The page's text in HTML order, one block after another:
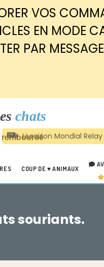
VOS
EN MODE
PAR
chats
remboursé
COUP DE ♥ ANIMAUX
souriants.